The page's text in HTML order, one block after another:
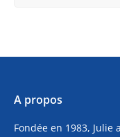
A propos
Fondée en 1983, Julie